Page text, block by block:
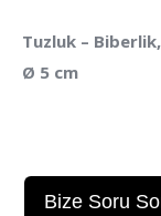
Tuzluk – Biberlik,
Ø 5 cm
Bize Soru